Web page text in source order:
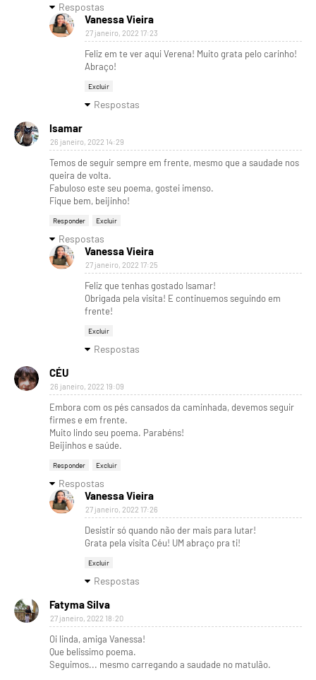
Respostas
Vanessa Vieira
27 janeiro, 2022 17:23
Feliz em te ver aqui Verena! Muito grata pelo carinho!
Abraço!
Excluir
Respostas
Isamar
26 janeiro, 2022 14:29
Temos de seguir sempre em frente, mesmo que a saudade nos
queira de volta.
Fabuloso este seu poema, gostei imenso.
Fique bem, beijinho!
Responder Excluir
Respostas
Vanessa Vieira
27 janeiro, 2022 17:25
Feliz que tenhas gostado Isamar!
Obrigada pela visita! E continuemos seguindo em
frente!
Excluir
Respostas
CÉU
26 janeiro, 2022 19:09
Embora com os pés cansados da caminhada, devemos seguir
firmes e em frente.
Muito lindo seu poema. Parabéns!
Beijinhos e saúde.
Responder Excluir
Respostas
Vanessa Vieira
27 janeiro, 2022 17:26
Desistir só quando não der mais para lutar!
Grata pela visita Céu! UM abraço pra ti!
Excluir
Respostas
Fatyma Silva
27 janeiro, 2022 18:20
Oi linda, amiga Vanessa!
Que belissimo poema.
Seguimos... mesmo carregando a saudade no matulão.